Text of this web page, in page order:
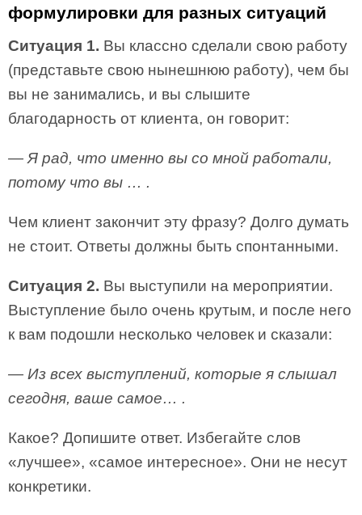
формулировки для разных ситуаций
Ситуация 1. Вы классно сделали свою работу
(представьте свою нынешнюю работу), чем бы
вы не занимались, и вы слышите
благодарность от клиента, он говорит:
— Я рад, что именно вы со мной работали,
потому что вы … .
Чем клиент закончит эту фразу? Долго думать
не стоит. Ответы должны быть спонтанными.
Ситуация 2. Вы выступили на мероприятии.
Выступление было очень крутым, и после него
к вам подошли несколько человек и сказали:
— Из всех выступлений, которые я слышал
сегодня, ваше самое… .
Какое? Допишите ответ. Избегайте слов
«лучшее», «самое интересное». Они не несут
конкретики.